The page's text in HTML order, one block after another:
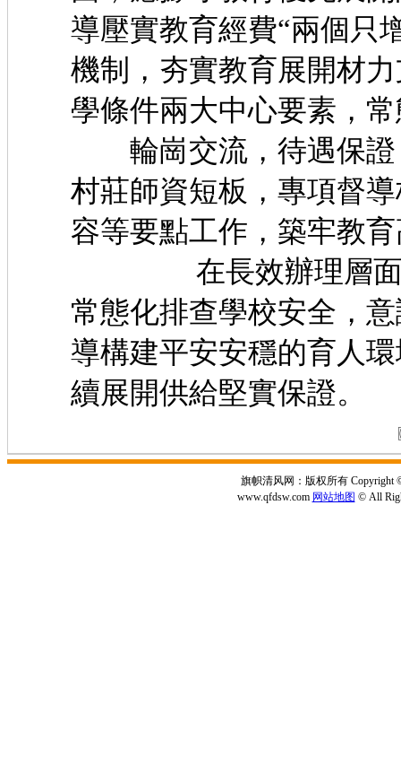
導壓實教育經費“兩個只
機制，夯實教育展開材
學條件兩大中心要素
輪崗交流，待遇保證
村莊師資短板，專項督
容等要點工作，築牢教
在長效辦理層面，
常態化排查學校安全，
導構建平安安穩的育人
續展開供給堅實保證。
旗帜清风网：版权所有 Copyright
www.qfdsw.com 网站地图 © All